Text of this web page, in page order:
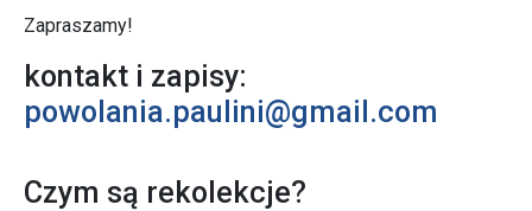
Zapraszamy!
kontakt i zapisy:
powolania.paulini@gmail.com
Czym są rekolekcje?